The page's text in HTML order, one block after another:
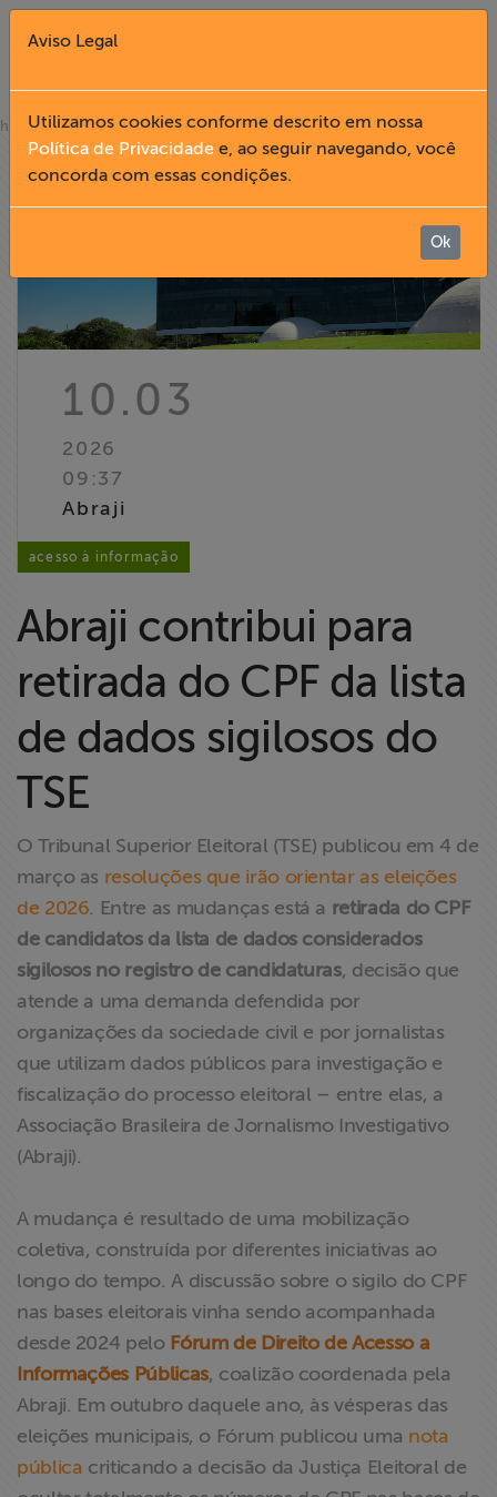
Fechar X
English
Informação
Liberdade de
Expressão
Projetos
Proteção Legal
e Litigância
Documentários
dos
Homenageados
Associe-se
Doe para
>> Conteúdo
exclusivo para
associados
newsletter
Fale Conosco
home»notícias
10.03
2026
09:37
Abraji
acesso à informação
Abraji contribui para
retirada do CPF da lista
de dados sigilosos do
TSE
O Tribunal Superior Eleitoral (TSE) publicou em 4 de
março as resoluções que irão orientar as eleições
de 2026. Entre as mudanças está a retirada do CPF
de candidatos da lista de dados considerados
sigilosos no registro de candidaturas, decisão que
atende a uma demanda defendida por
organizações da sociedade civil e por jornalistas
que utilizam dados públicos para investigação e
fiscalização do processo eleitoral – entre elas, a
Associação Brasileira de Jornalismo Investigativo
(Abraji).
A mudança é resultado de uma mobilização
coletiva, construída por diferentes iniciativas ao
longo do tempo. A discussão sobre o sigilo do CPF
nas bases eleitorais vinha sendo acompanhada
desde 2024 pelo Fórum de Direito de Acesso a
Informações Públicas, coalizão coordenada pela
Abraji. Em outubro daquele ano, às vésperas das
eleições municipais, o Fórum publicou uma nota
pública criticando a decisão da Justiça Eleitoral de
Aviso Legal
Utilizamos cookies conforme descrito em nossa
Política de Privacidade e, ao seguir navegando, você
concorda com essas condições.
Ok